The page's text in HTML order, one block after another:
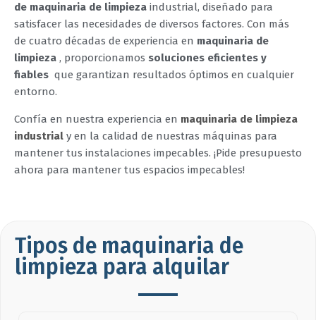
de maquinaria de limpieza industrial, diseñado para
satisfacer las necesidades de diversos factores. Con más
de cuatro décadas de experiencia en maquinaria de
limpieza , proporcionamos soluciones eficientes y
fiables que garantizan resultados óptimos en cualquier
entorno.
Confía en nuestra experiencia en maquinaria de limpieza
industrial y en la calidad de nuestras máquinas para
mantener tus instalaciones impecables. ¡Pide presupuesto
ahora para mantener tus espacios impecables!
Tipos de maquinaria de
limpieza para alquilar